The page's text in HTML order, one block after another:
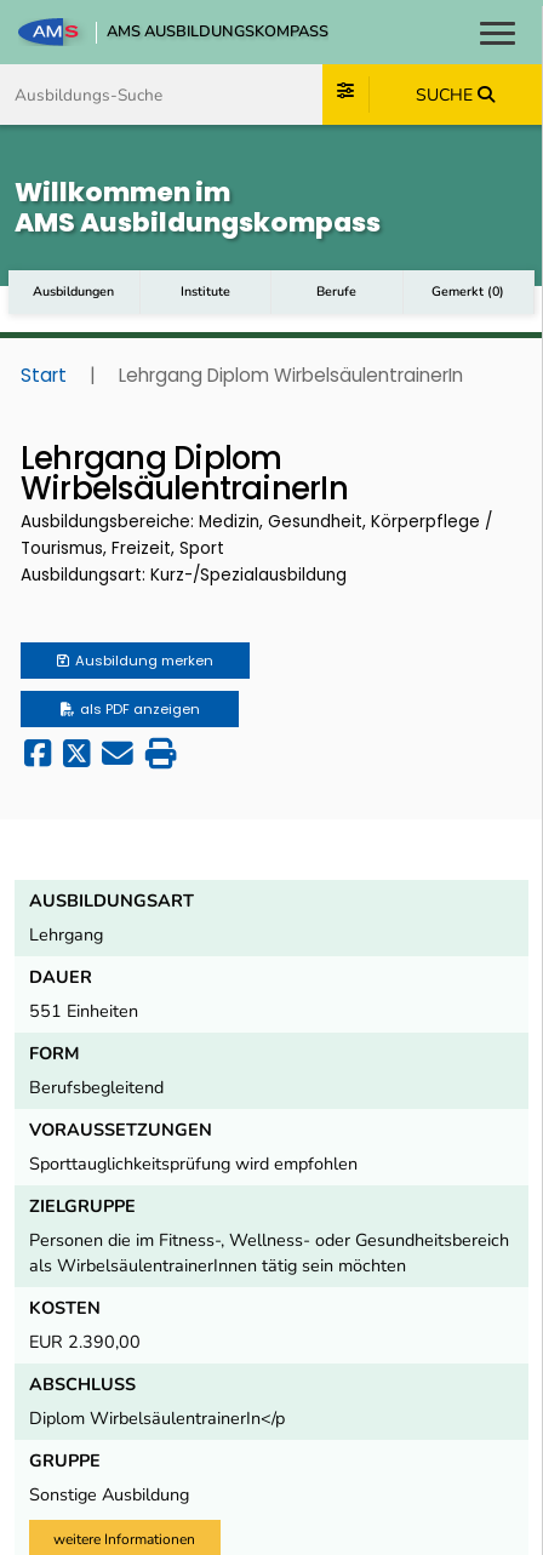
AMS AUSBILDUNGSKOMPASS
SUCHE
Willkommen im
AMS Ausbildungskompass
Ausbildungen Institute Berufe Gemerkt (0)
Start | Lehrgang Diplom WirbelsäulentrainerIn
Lehrgang Diplom
WirbelsäulentrainerIn
Ausbildungsbereiche: Medizin, Gesundheit, Körperpflege /
Tourismus, Freizeit, Sport
Ausbildungsart: Kurz-/Spezialausbildung
Ausbildung merken
als PDF anzeigen
AUSBILDUNGSART
Lehrgang
DAUER
551 Einheiten
FORM
Berufsbegleitend
VORAUSSETZUNGEN
Sporttauglichkeitsprüfung wird empfohlen
ZIELGRUPPE
Personen die im Fitness-, Wellness- oder Gesundheitsbereich
als WirbelsäulentrainerInnen tätig sein möchten
KOSTEN
EUR 2.390,00
ABSCHLUSS
Diplom WirbelsäulentrainerIn</p
GRUPPE
Sonstige Ausbildung
weitere Informationen